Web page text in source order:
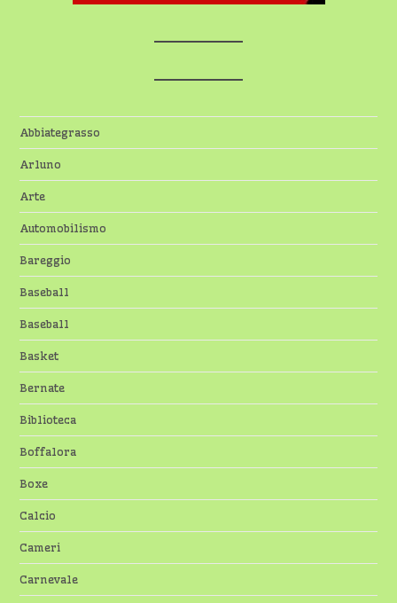
Abbiategrasso
Arluno
Arte
Automobilismo
Bareggio
Baseball
Baseball
Basket
Bernate
Biblioteca
Boffalora
Boxe
Calcio
Cameri
Carnevale